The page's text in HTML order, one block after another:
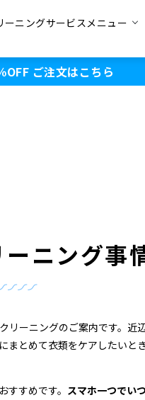
ーニングサービスメニュー
OFF ご注文はこちら
ニング事
リーニングのご案内です。近
とめて衣類をケアしたいとき
すすめです。 スマホ一つでい